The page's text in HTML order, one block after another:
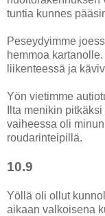
tuntia kunnes
Peseydyimme
hemmoa
liikenteessä ja
Yön vietimme
Ilta menikin
vaiheessa oli
roudarinteipillä.
10.9
Yöllä oli ollut
aikaan valkoisena